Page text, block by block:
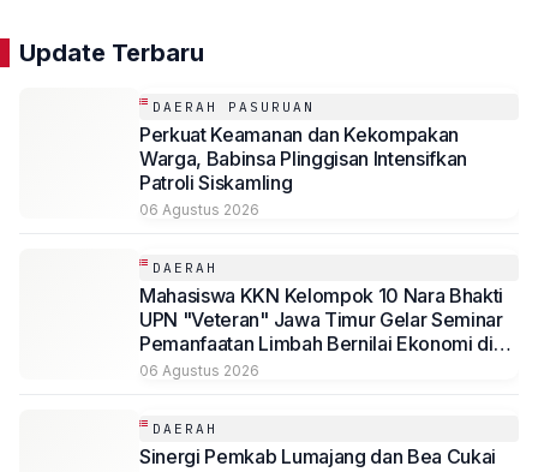
Update Terbaru
DAERAH PASURUAN
Perkuat Keamanan dan Kekompakan
Warga, Babinsa Plinggisan Intensifkan
Patroli Siskamling
06 Agustus 2026
DAERAH
Mahasiswa KKN Kelompok 10 Nara Bhakti
UPN "Veteran" Jawa Timur Gelar Seminar
Pemanfaatan Limbah Bernilai Ekonomi di
Desa Mojoduwur
06 Agustus 2026
DAERAH
Sinergi Pemkab Lumajang dan Bea Cukai